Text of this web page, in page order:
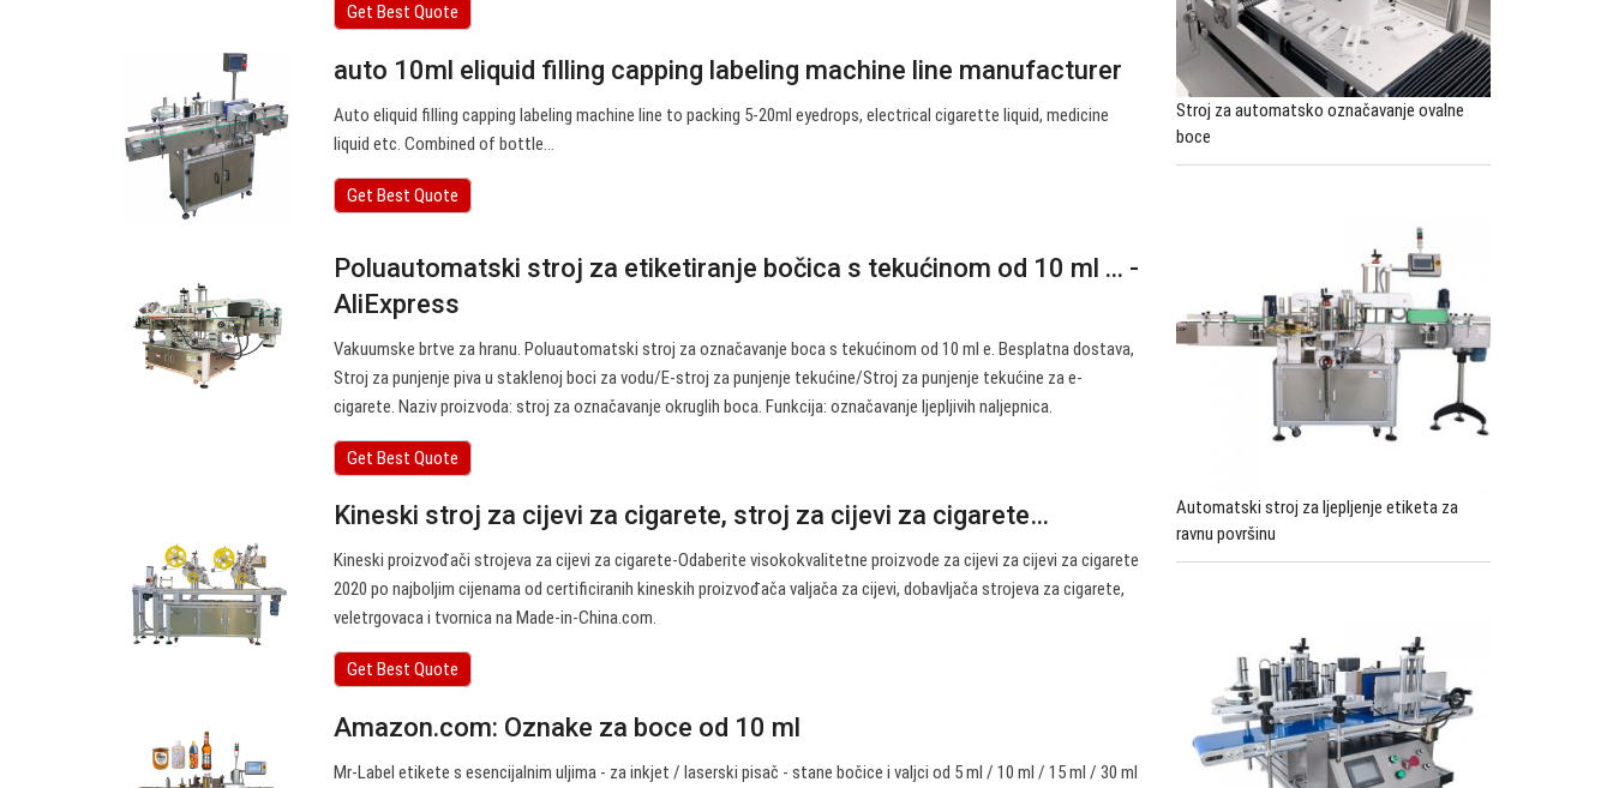
Get Best Quote
auto 10ml eliquid filling capping labeling machine line manufacturer
Auto eliquid filling capping labeling machine line to packing 5-20ml eyedrops, electrical cigarette liquid, medicine
liquid etc. Combined of bottle…
Get Best Quote
Poluautomatski stroj za etiketiranje bočica s tekućinom od 10 ml ... -
AliExpress
Vakuumske brtve za hranu. Poluautomatski stroj za označavanje boca s tekućinom od 10 ml e. Besplatna dostava,
Stroj za punjenje piva u staklenoj boci za vodu/E-stroj za punjenje tekućine/Stroj za punjenje tekućine za e-
cigarete. Naziv proizvoda: stroj za označavanje okruglih boca. Funkcija: označavanje ljepljivih naljepnica.
Get Best Quote
Kineski stroj za cijevi za cigarete, stroj za cijevi za cigarete…
Kineski proizvođači strojeva za cijevi za cigarete-Odaberite visokokvalitetne proizvode za cijevi za cijevi za cigarete
2020 po najboljim cijenama od certificiranih kineskih proizvođača valjača za cijevi, dobavljača strojeva za cigarete,
veletrgovaca i tvornica na Made-in-China.com.
Get Best Quote
Amazon.com: Oznake za boce od 10 ml
Mr-Label etikete s esencijalnim uljima - za inkjet / laserski pisač - stane bočice i valjci od 5 ml / 10 ml / 15 ml / 30 ml
Stroj za automatsko označavanje ovalne
boce
Automatski stroj za ljepljenje etiketa za
ravnu površinu